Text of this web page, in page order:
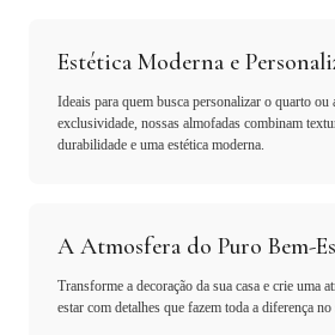
Estética Moderna e
Ideais para quem busca personalizar o quarto ou
exclusividade, nossas almofadas combinam
durabilidade e uma estética moderna.
A Atmosfera do Puro Bem-
Transforme a decoração da sua casa e crie uma
estar com detalhes que fazem toda a diferença no